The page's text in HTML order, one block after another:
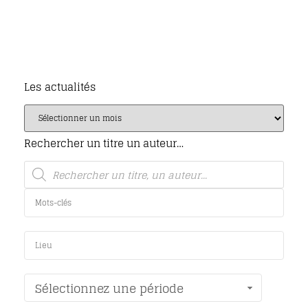
Les actualités
Rechercher un titre un auteur…
Sélectionnez une période